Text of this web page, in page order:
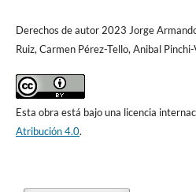
Derechos de autor 2023 Jorge
Ruiz, Carmen Pérez-Tello, Anibal
Esta obra está bajo una licencia
Atribución 4.0.